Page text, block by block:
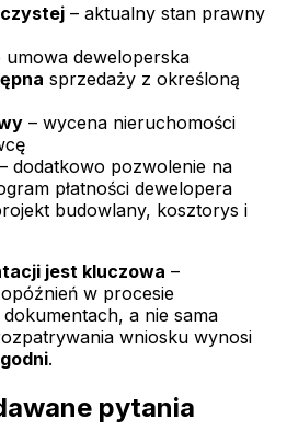
– aktualny stan prawny
umowa deweloperska
sprzedaży z określoną
– wycena nieruchomości
– dodatkowo pozwolenie na
płatności dewelopera
budowlany, kosztorys i
jest kluczowa –
w procesie
a nie sama
wniosku wynosi
.
pytania